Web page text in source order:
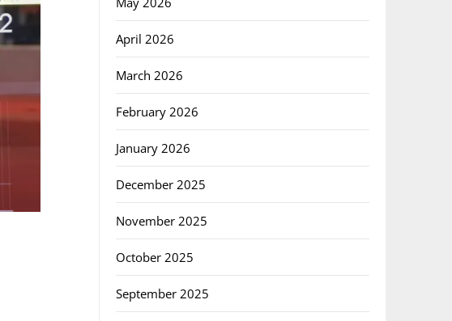
April 2026
March 2026
February 2026
January 2026
December 2025
November 2025
October 2025
September 2025